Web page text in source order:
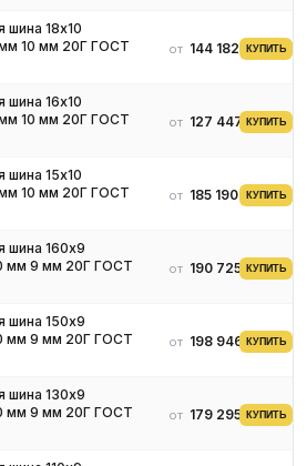
шина 18х10
мм 10 мм 20Г ГОСТ
от 144 182 ₽КУПИТЬ
шина 16х10
мм 10 мм 20Г ГОСТ
от 127 447 ₽КУПИТЬ
шина 15х10
мм 10 мм 20Г ГОСТ
от 185 190 ₽КУПИТЬ
шина 160х9
мм 9 мм 20Г ГОСТ
от 190 725 ₽КУПИТЬ
шина 150х9
мм 9 мм 20Г ГОСТ
от 198 946 ₽КУПИТЬ
шина 130х9
мм 9 мм 20Г ГОСТ
от 179 295 ₽КУПИТЬ